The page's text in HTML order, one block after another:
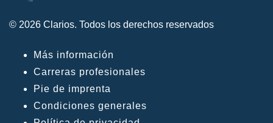
© 2026 Clarios. Todos los derechos reservados
Más información
Carreras profesionales
Pie de imprenta
Condiciones generales